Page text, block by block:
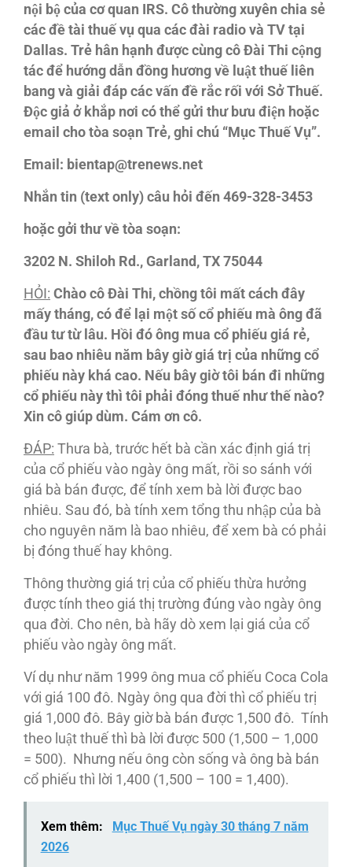
nội bộ của cơ quan IRS. Cô thường xuyên chia sẻ
các đề tài thuế vụ qua các đài radio và TV tại
Dallas. Trẻ hân hạnh được cùng cô Đài Thi cộng
tác để hướng dẫn đồng hương về luật thuế liên
bang và giải đáp các vấn đề rắc rối với Sở Thuế.
Độc giả ở khắp nơi có thể gửi thư bưu điện hoặc
email cho tòa soạn Trẻ, ghi chú “Mục Thuế Vụ”.
Email: bientap@trenews.net
Nhắn tin (text only) câu hỏi đến 469-328-3453
hoặc gởi thư về tòa soạn:
3202 N. Shiloh Rd., Garland, TX 75044
HỎI: Chào cô Đài Thi, chồng tôi mất cách đây
mấy tháng, có để lại một số cổ phiếu mà ông đã
đầu tư từ lâu. Hồi đó ông mua cổ phiếu giá rẻ,
sau bao nhiêu năm bây giờ giá trị của những cổ
phiếu này khá cao. Nếu bây giờ tôi bán đi những
cổ phiếu này thì tôi phải đóng thuế như thế nào?
Xin cô giúp dùm. Cám ơn cô.
ĐÁP: Thưa bà, trước hết bà cần xác định giá trị
của cổ phiếu vào ngày ông mất, rồi so sánh với
giá bà bán được, để tính xem bà lời được bao
nhiêu. Sau đó, bà tính xem tổng thu nhập của bà
cho nguyên năm là bao nhiêu, để xem bà có phải
bị đóng thuế hay không.
Thông thường giá trị của cổ phiếu thừa hưởng
được tính theo giá thị trường đúng vào ngày ông
qua đời. Cho nên, bà hãy dò xem lại giá của cổ
phiếu vào ngày ông mất.
Ví dụ như năm 1999 ông mua cổ phiếu Coca Cola
với giá 100 đô. Ngày ông qua đời thì cổ phiếu trị
giá 1,000 đô. Bây giờ bà bán được 1,500 đô. Tính
theo luật thuế thì bà lời được 500 (1,500 – 1,000
= 500). Nhưng nếu ông còn sống và ông bà bán
cổ phiếu thì lời 1,400 (1,500 – 100 = 1,400).
Xem thêm:
Mục Thuế Vụ ngày 30 tháng 7 năm
2026